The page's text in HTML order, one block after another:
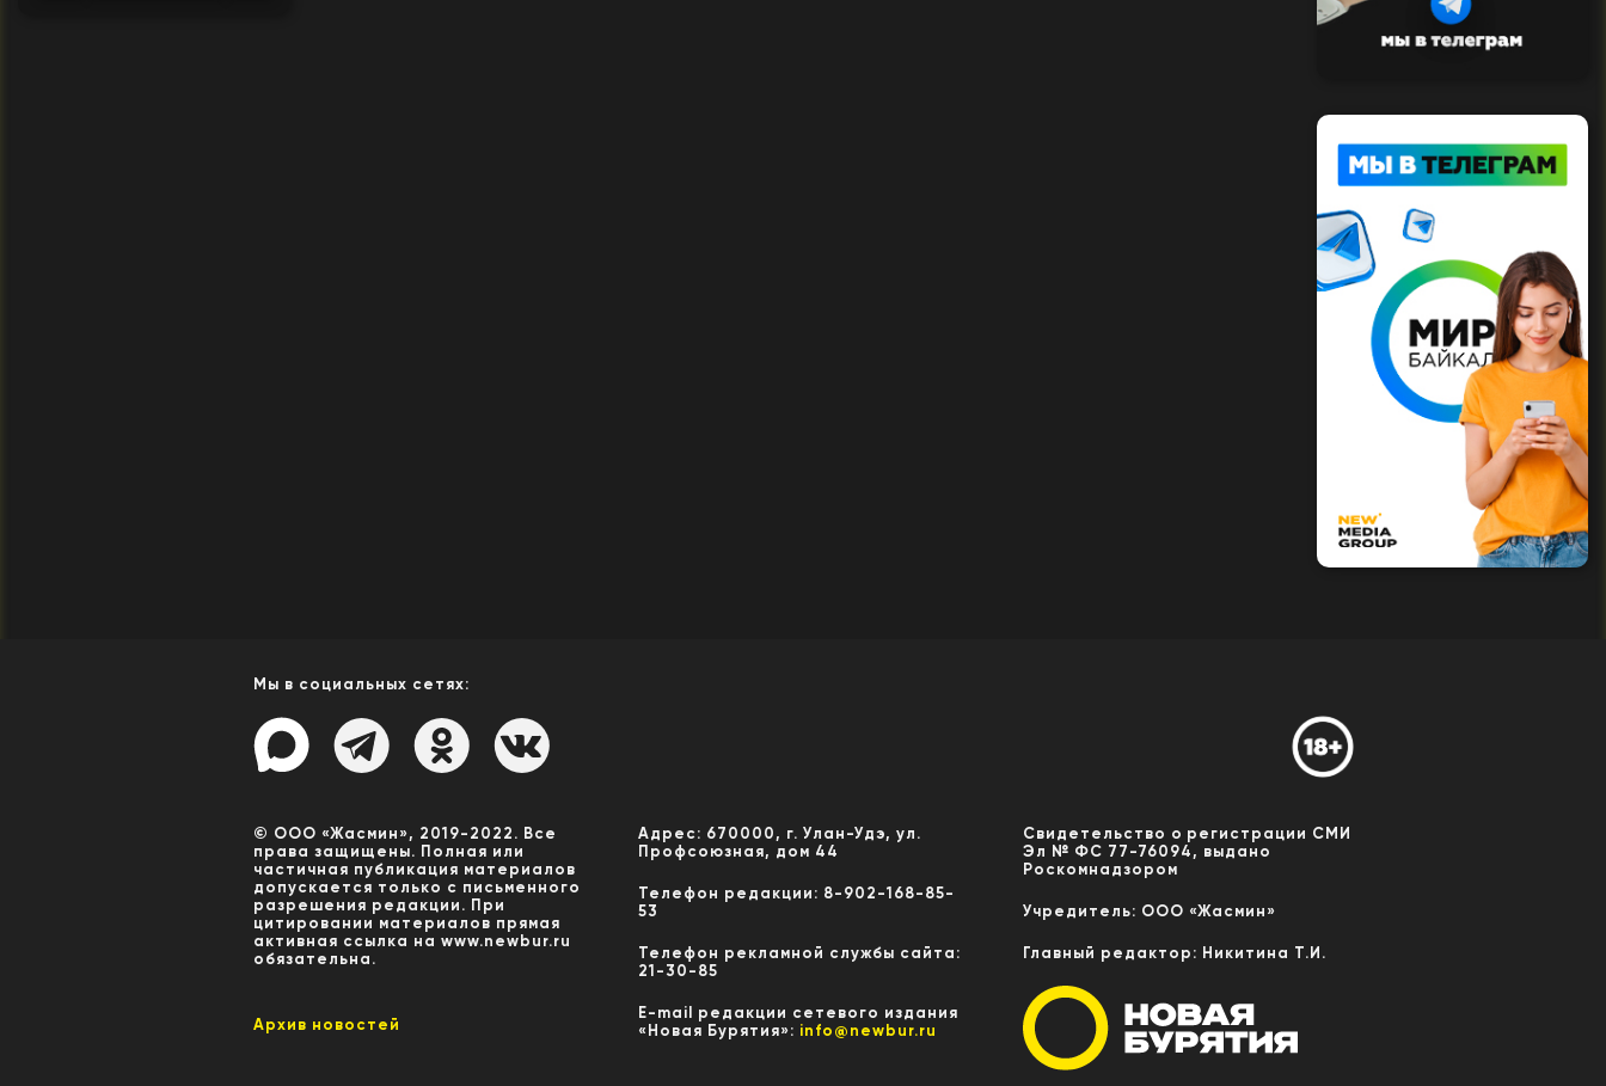
Мы в социальных сетях:
© ООО «Жасмин», 2019-2022. Все
права защищены. Полная или
частичная публикация материалов
допускается только с письменного
разрешения редакции. При
цитировании материалов прямая
активная ссылка на www.newbur.ru
обязательна.
Архив новостей
Адрес: 670000, г. Улан-Удэ, ул.
Профсоюзная, дом 44
Телефон редакции: 8-902-168-85-
53
Телефон рекламной службы сайта:
21-30-85
E-mail редакции сетевого издания
«Новая Бурятия»: info@newbur.ru
Свидетельство о регистрации СМИ
Эл № ФС 77-76094, выдано
Роскомнадзором
Учредитель: ООО «Жасмин»
Главный редактор: Никитина Т.И.